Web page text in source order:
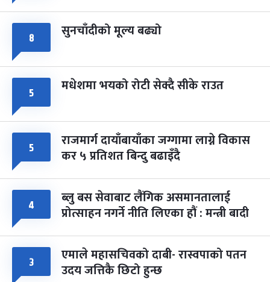
८ सुनचाँदीको मूल्य बढ्यो
५ मधेशमा भयको रोटी सेक्दै सीके राउत
५ राजमार्ग दायाँबायाँका जग्गामा लाग्ने विकास
कर ५ प्रतिशत बिन्दु बढाइँदै
४ ब्लु बस सेवाबाट लैंगिक असमानतालाई
प्रोत्साहन नगर्ने नीति लिएका हौं : मन्त्री बादी
३ एमाले महासचिवको दाबी- रास्वपाको पतन
उदय जत्तिकै छिटो हुन्छ